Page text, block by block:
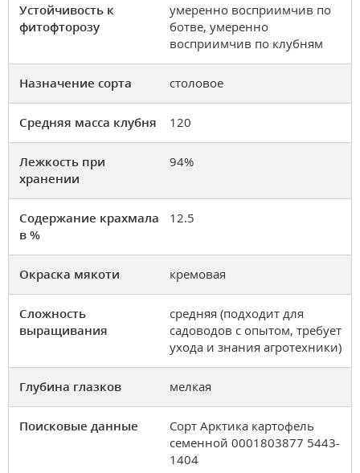
Устойчивость к
фитофторозу
умеренно восприимчив по
ботве, умеренно
восприимчив по клубням
Назначение сорта столовое
Средняя масса клубня 120
Лежкость при
хранении
94%
Содержание крахмала
в %
12.5
Окраска мякоти кремовая
Сложность
выращивания
средняя (подходит для
садоводов с опытом, требует
ухода и знания агротехники)
Глубина глазков мелкая
Поисковые данные
Сорт Арктика картофель
семенной 0001803877 5443-
1404